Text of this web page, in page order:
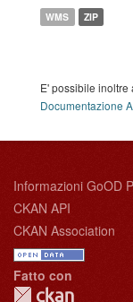
WMS ZIP
E' possibile inoltre
Documentazione
Informazioni GoOD
CKAN API
CKAN Association
Fatto con